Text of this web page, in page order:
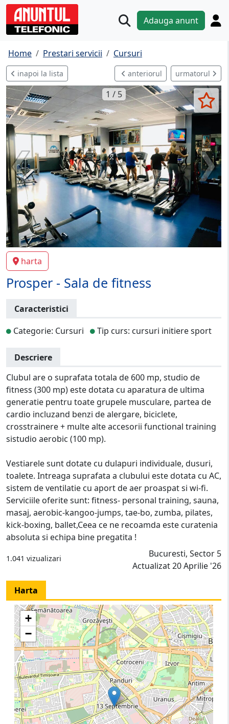
Adauga anunt
Home Prestari servicii Cursuri
inapoi la lista anteriorul urmatorul
1 / 5
harta
Prosper - Sala de fitness
Caracteristici
Categorie: Cursuri
Tip curs: cursuri initiere sport
Descriere
Clubul are o suprafata totala de 600 mp, studio de
fitness (300 mp) este dotata cu aparatura de ultima
generatie pentru toate grupele musculare, partea de
cardio incluzand benzi de alergare, biciclete,
crosstrainere + multe alte accesorii functional training
sistudio aerobic (100 mp).
Vestiarele sunt dotate cu dulapuri individuale, dusuri,
toalete. Intreaga suprafata a clubului este dotata cu AC,
sistem de ventilatie cu aport de aer proaspat si wi-fi.
Serviciile oferite sunt: fitness- personal training, sauna,
masaj, aerobic-kangoo-jumps, tae-bo, zumba, pilates,
kick-boxing, ballet,Ceea ce ne recoamda este curatenia
absoluta si echipa bine pregatita !
1.041 vizualizari
Bucuresti, Sector 5
Actualizat 20 Aprilie '26
Harta
+
−